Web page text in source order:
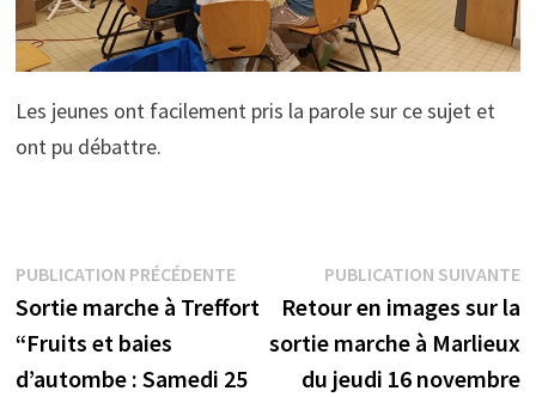
Les jeunes ont facilement pris la parole sur ce sujet et
ont pu débattre.
Navigation
de
l’article
PUBLICATION PRÉCÉDENTEPublication
précédente :
Sortie marche à Treffort
“Fruits et baies
d’autombe : Samedi 25
PUBLICATION SUIVANTE
Retour en images sur la
sortie marche à Marlieux
du jeudi 16 novembre